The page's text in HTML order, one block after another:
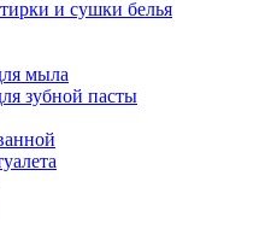
и сушки белья
мыла
зубной пасты